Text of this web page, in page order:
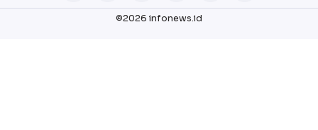
©2026 infonews.id